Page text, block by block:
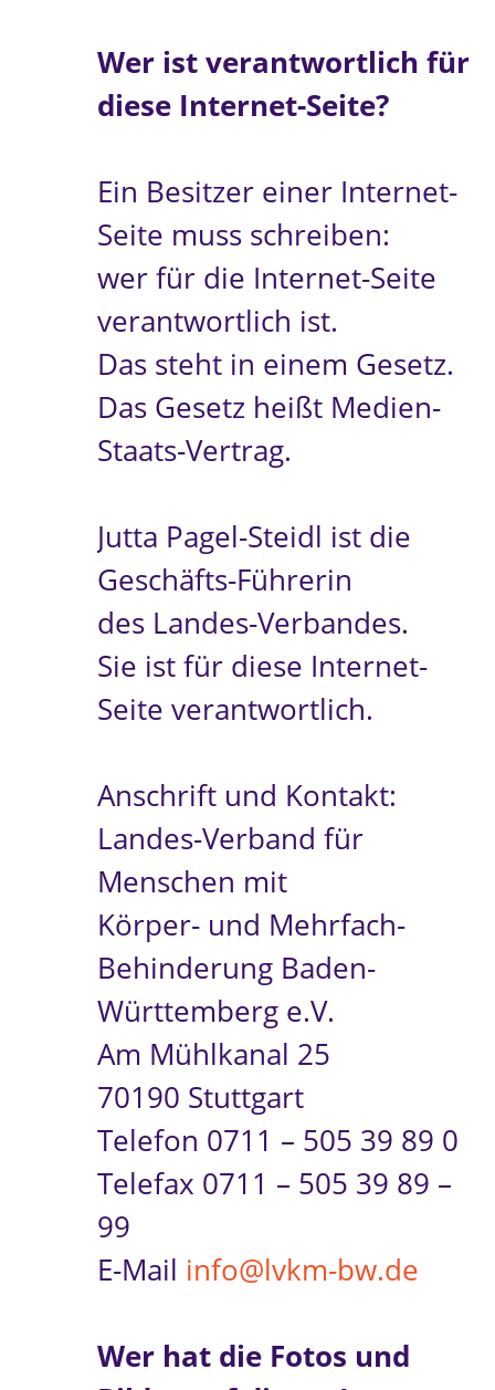
Wer ist verantwortlich für
diese Internet-Seite?
Ein Besitzer einer Internet-
Seite muss schreiben:
wer für die Internet-Seite
verantwortlich ist.
Das steht in einem Gesetz.
Das Gesetz heißt Medien-
Staats-Vertrag.
Jutta Pagel-Steidl ist die
Geschäfts-Führerin
des Landes-Verbandes.
Sie ist für diese Internet-
Seite verantwortlich.
Anschrift und Kontakt:
Landes-Verband für
Menschen mit
Körper- und Mehrfach-
Behinderung Baden-
Württemberg e.V.
Am Mühlkanal 25
70190 Stuttgart
Telefon 0711 – 505 39 89 0
Telefax 0711 – 505 39 89 –
99
E-Mail info@lvkm-bw.de
Wer hat die Fotos und